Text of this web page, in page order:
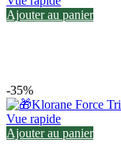
Ajouter au panier
-35%
Vue rapide
Ajouter au panier